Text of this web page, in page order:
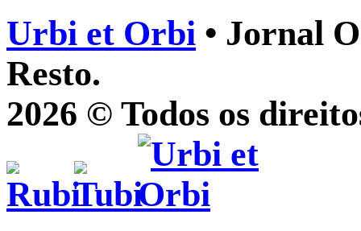
Urbi et Orbi • Jornal
Resto.
2026 © Todos os